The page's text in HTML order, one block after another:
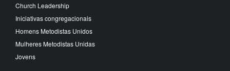
Church Leadership
Iniciativas congregacionais
Homens Metodistas Unidos
Mulheres Metodistas Unidas
Jovens